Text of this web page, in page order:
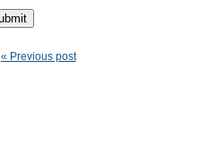
« Previous post